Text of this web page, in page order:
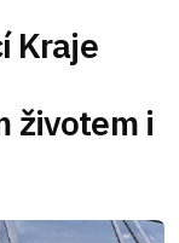
Kraje
životem i